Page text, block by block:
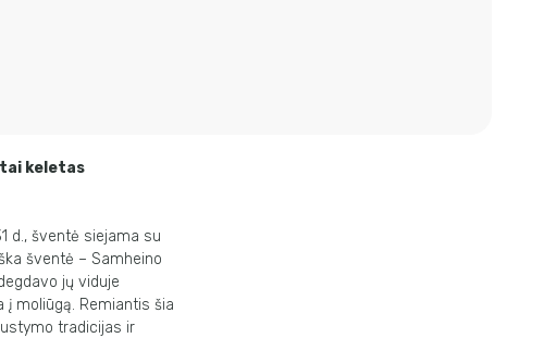
keletas
d., šventė siejama su
šventė – Samheino
jų viduje
moliūgą. Remiantis šia
tradicijas ir